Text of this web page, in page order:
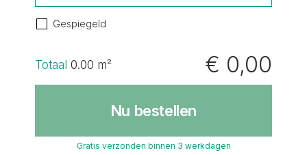
Gespiegeld
Totaal 0.00 m² € 0,00
Nu bestellen
Gratis verzonden binnen 3 werkdagen